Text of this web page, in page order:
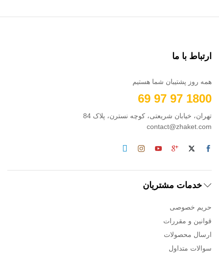
ارتباط با ما
همه روز پشتیبان شما هستیم
1800 97 97 69
تهران، خیابان شریعتی، کوچه نسترن، پلاک 84
contact@zhaket.com
خدمات مشتریان
حریم خصوصی
قوانین و مقررات
ارسال محصولات
سوالات متداول